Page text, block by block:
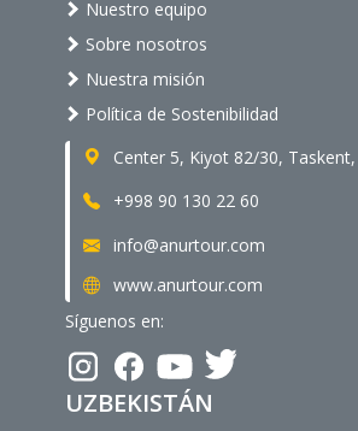
Nuestro equipo
Sobre nosotros
Nuestra misión
Política de Sostenibilidad
Center 5, Kiyot 82/30,
+998 90 130 22 60
info@anurtour.com
www.anurtour.com
Síguenos en:
UZBEKISTÁN